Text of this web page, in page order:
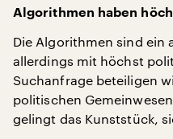
Algorithmen haben
Die Algorithmen sind ein
allerdings mit höchst
Suchanfrage beteiligen
politischen
gelingt das Kunststück,